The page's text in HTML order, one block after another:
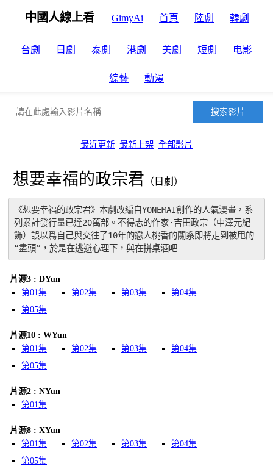
中國人線上看 GimyAi 首頁 陸劇 韓劇
台劇 日劇 泰劇 港劇 美劇 短劇 电影
綜藝 動漫
最近更新 最新上架 全部影片
想要幸福的政宗君 （日劇）
《想要幸福的政宗君》本劇改編自YONEMAI創作的人氣漫畫，系
列累計發行量已達20萬部。不得志的作家·吉田政宗（中澤元紀
飾）誤以爲自己與交往了10年的戀人桃香的關系即將走到被甩的
“盡頭”，於是在逃避心理下，與在拼桌酒吧
片源3 : DYun
第01集
第02集 第03集
第04集
第05集
片源10 : WYun
第01集
第02集 第03集
第04集
第05集
片源2 : NYun
第01集
片源8 : XYun
第01集
第02集 第03集
第04集
第05集